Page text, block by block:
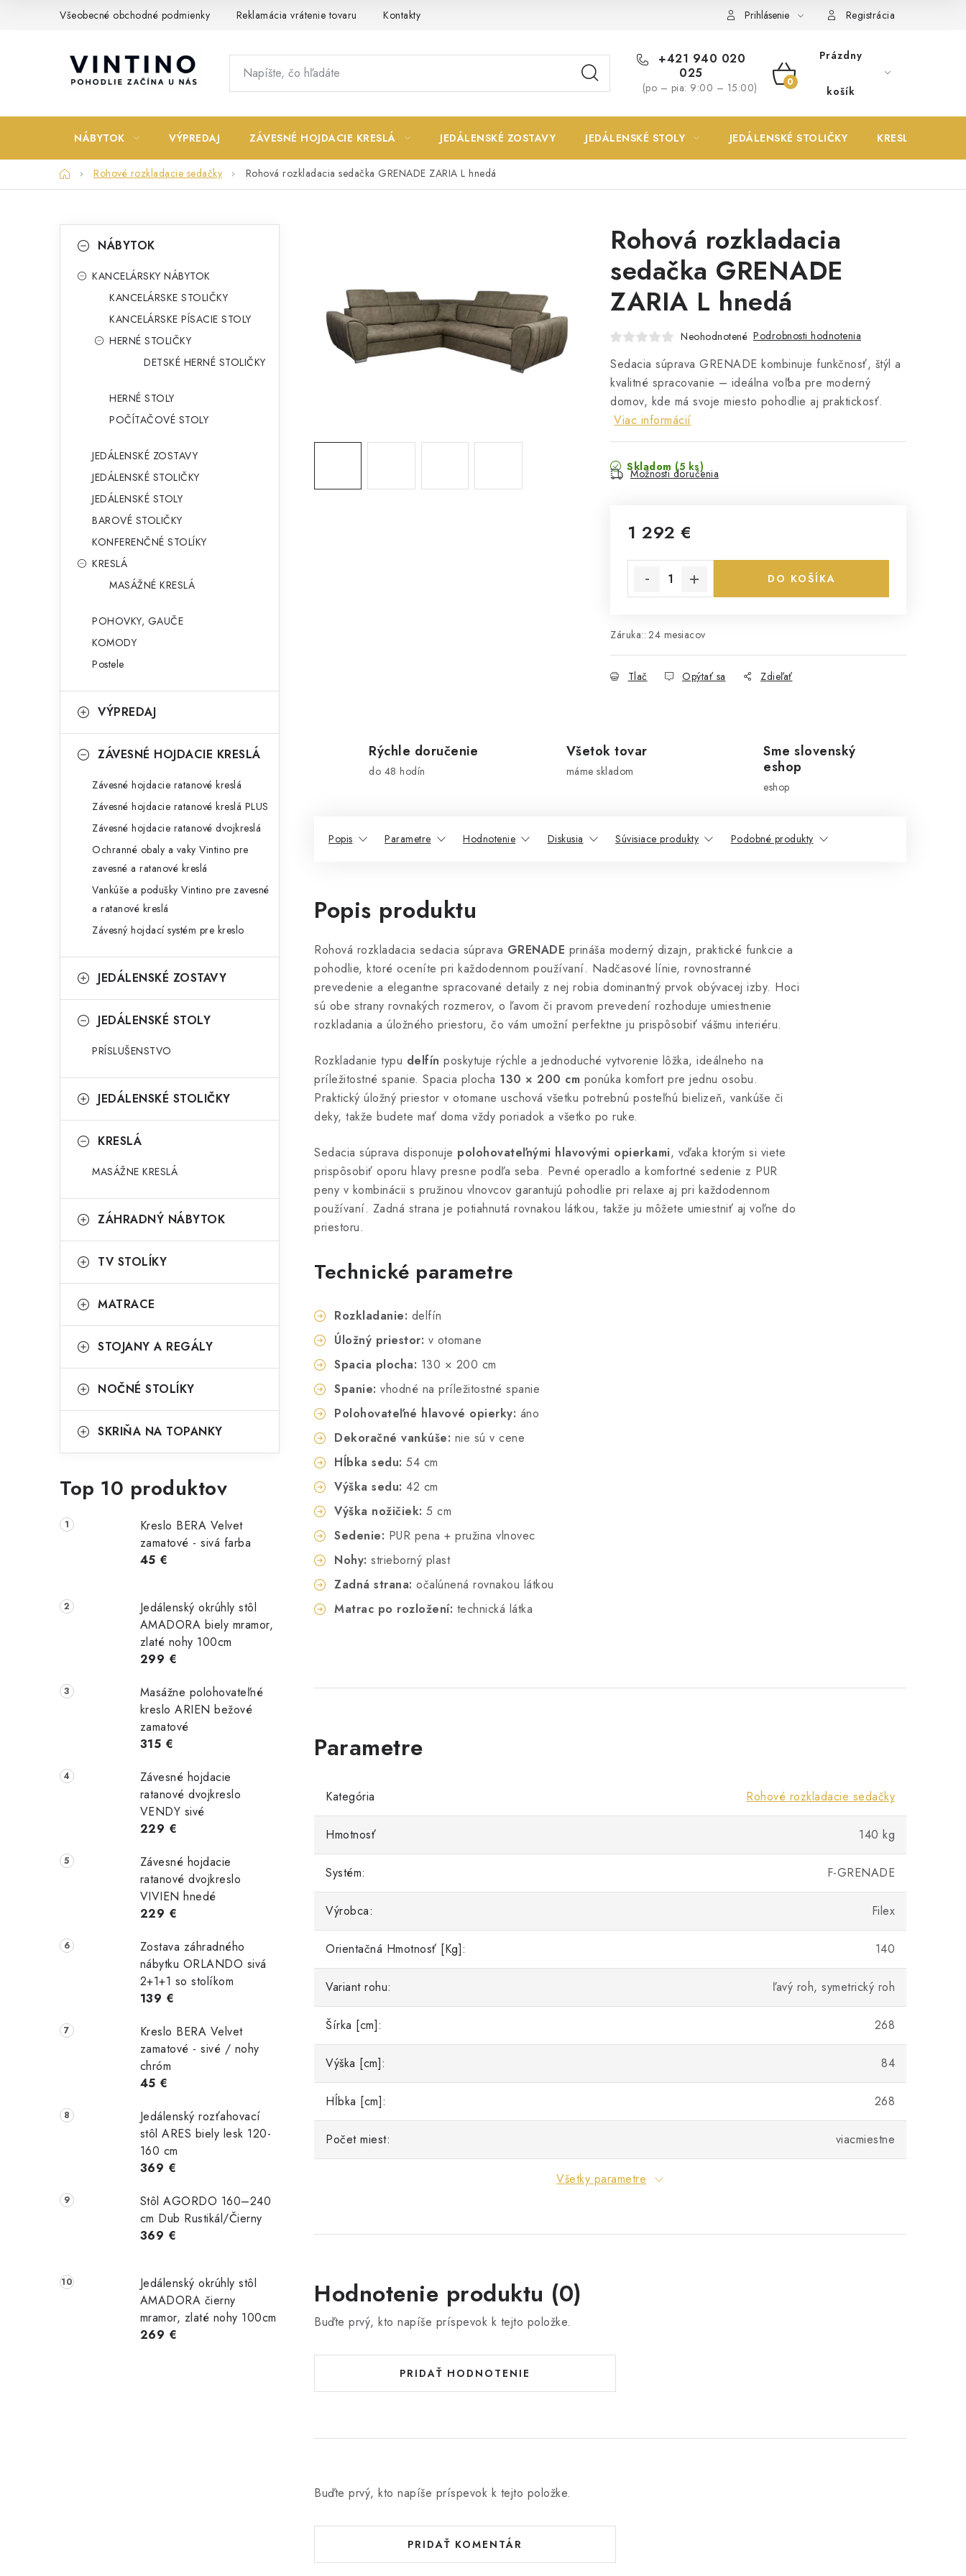
Všeobecné obchodné podmienky Reklamácia vrátenie tovaru Kontakty Prihlásenie Registrácia
+421 940 020
025
(po – pia: 9:00 – 15:00)
NÁKUPNÝ
Prázdny
košík
NÁBYTOK VÝPREDAJ ZÁVESNÉ HOJDACIE KRESLÁ JEDÁLENSKÉ ZOSTAVY JEDÁLENSKÉ STOLY JEDÁLENSKÉ STOLIČKY KRESLÁ
DomovRohové rozkladacie sedačky Rohová rozkladacia sedačka GRENADE ZARIA L hnedá
kategórieNÁBYTOK
KANCELÁRSKY NÁBYTOK
KANCELÁRSKE STOLIČKY
KANCELÁRSKE PÍSACIE STOLY
HERNÉ STOLIČKY
DETSKÉ HERNÉ STOLIČKY
HERNÉ STOLY
POČÍTAČOVÉ STOLY
JEDÁLENSKÉ ZOSTAVY
JEDÁLENSKÉ STOLIČKY
JEDÁLENSKÉ STOLY
BAROVÉ STOLIČKY
KONFERENČNÉ STOLÍKY
KRESLÁ
MASÁŽNÉ KRESLÁ
POHOVKY, GAUČE
KOMODY
Postele
VÝPREDAJ
ZÁVESNÉ HOJDACIE KRESLÁ
Závesné hojdacie ratanové kreslá
Závesné hojdacie ratanové kreslá PLUS
Závesné hojdacie ratanové dvojkreslá
Ochranné obaly a vaky Vintino pre
zavesné a ratanové kreslá
Vankúše a podušky Vintino pre zavesné
a ratanové kreslá
Závesný hojdací systém pre kreslo
JEDÁLENSKÉ ZOSTAVY
JEDÁLENSKÉ STOLY
PRÍSLUŠENSTVO
JEDÁLENSKÉ STOLIČKY
KRESLÁ
MASÁŽNE KRESLÁ
ZÁHRADNÝ NÁBYTOK
TV STOLÍKY
MATRACE
STOJANY A REGÁLY
NOČNÉ STOLÍKY
SKRIŇA NA TOPANKY
Top 10 produktov
Kreslo BERA Velvet
zamatové - sivá farba
45 €
Jedálenský okrúhly stôl
AMADORA biely mramor,
zlaté nohy 100cm
299 €
Masážne polohovateľné
kreslo ARIEN bežové
zamatové
315 €
Závesné hojdacie
ratanové dvojkreslo
VENDY sivé
229 €
Závesné hojdacie
ratanové dvojkreslo
VIVIEN hnedé
229 €
Zostava záhradného
nábytku ORLANDO sivá
2+1+1 so stolíkom
139 €
Kreslo BERA Velvet
zamatové - sivé / nohy
chróm
45 €
Jedálenský rozťahovací
stôl ARES biely lesk 120-
160 cm
369 €
Stôl AGORDO 160–240
cm Dub Rustikál/Čierny
369 €
Jedálenský okrúhly stôl
AMADORA čierny
mramor, zlaté nohy 100cm
269 €
Rohová rozkladacia
sedačka GRENADE
ZARIA L hnedá
Neohodnotené Podrobnosti hodnotenia
Sedacia súprava GRENADE kombinuje funkčnosť, štýl a
kvalitné spracovanie – ideálna voľba pre moderný
domov, kde má svoje miesto pohodlie aj praktickosť.
Viac informácií
Skladom (5 ks)
Možnosti doručenia
1 292 €
DO KOŠÍKA
Záruka:: 24 mesiacov
Tlač Opýtať sa Zdieľať
Rýchle doručenie
do 48 hodín
Všetok tovar
máme skladom
Sme slovenský
eshop
eshop
Popis Parametre Hodnotenie Diskusia Súvisiace produkty Podobné produkty
Popis produktu
Rohová rozkladacia sedacia súprava GRENADE prináša moderný dizajn, praktické funkcie a
pohodlie, ktoré oceníte pri každodennom používaní. Nadčasové línie, rovnostranné
prevedenie a elegantne spracované detaily z nej robia dominantný prvok obývacej izby. Hoci
sú obe strany rovnakých rozmerov, o ľavom či pravom prevedení rozhoduje umiestnenie
rozkladania a úložného priestoru, čo vám umožní perfektne ju prispôsobiť vášmu interiéru.
Rozkladanie typu delfín poskytuje rýchle a jednoduché vytvorenie lôžka, ideálneho na
príležitostné spanie. Spacia plocha 130 × 200 cm ponúka komfort pre jednu osobu.
Praktický úložný priestor v otomane uschová všetku potrebnú posteľnú bielizeň, vankúše či
deky, takže budete mať doma vždy poriadok a všetko po ruke.
Sedacia súprava disponuje polohovateľnými hlavovými opierkami, vďaka ktorým si viete
prispôsobiť oporu hlavy presne podľa seba. Pevné operadlo a komfortné sedenie z PUR
peny v kombinácii s pružinou vlnovcov garantujú pohodlie pri relaxe aj pri každodennom
používaní. Zadná strana je potiahnutá rovnakou látkou, takže ju môžete umiestniť aj voľne do
priestoru.
Technické parametre
Rozkladanie: delfín
Úložný priestor: v otomane
Spacia plocha: 130 × 200 cm
Spanie: vhodné na príležitostné spanie
Polohovateľné hlavové opierky: áno
Dekoračné vankúše: nie sú v cene
Hĺbka sedu: 54 cm
Výška sedu: 42 cm
Výška nožičiek: 5 cm
Sedenie: PUR pena + pružina vlnovec
Nohy: strieborný plast
Zadná strana: očalúnená rovnakou látkou
Matrac po rozložení: technická látka
Kategória Rohové rozkladacie sedačky
Hmotnosť 140 kg
Systém: F-GRENADE
Výrobca: Filex
Orientačná Hmotnosť [Kg]: 140
Variant rohu: ľavý roh, symetrický roh
Šírka [cm]: 268
Výška [cm]: 84
Hĺbka [cm]: 268
Počet miest: viacmiestne
Všetky parametre
Hodnotenie produktu (0)
Buďte prvý, kto napíše príspevok k tejto položke.
PRIDAŤ HODNOTENIE
Buďte prvý, kto napíše príspevok k tejto položke.
PRIDAŤ KOMENTÁR